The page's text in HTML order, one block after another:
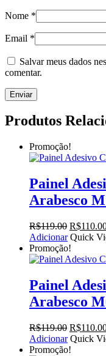
Nome *
Email *
Salvar meus dados
comentar.
Produtos
Promoção!
Painel
Arabesco
R$119.00 O
preço
original
era:
R$
Adicionar Quick
Promoção!
Painel
Arabesco
R$119.00 O
preço
original
R$
Adicionar Quick
Promoção!